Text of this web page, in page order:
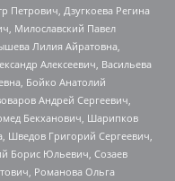
Петрович, Дзугкоева Регина
Милославский Павел
Лилия Айратовна,
Алексеевич, Васильева
Бойко Анатолий
Андрей Сергеевич,
Бекханович, Шарипков
Григорий Сергеевич,
Борис Юльевич, Созаев
Романова Ольга